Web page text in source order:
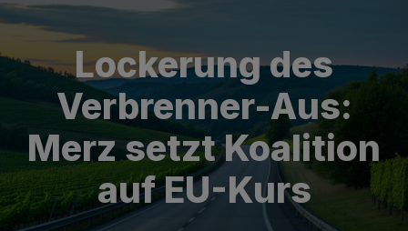
Lockerung des
Verbrenner-Aus:
Merz setzt Koalition
auf EU-Kurs